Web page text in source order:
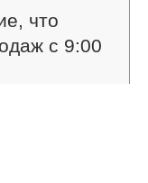
что
с 9:00